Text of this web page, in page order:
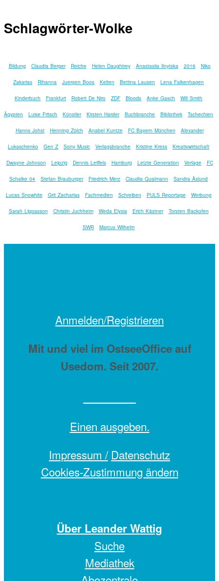
Schlagwörter-Wolke
Bildung Claudia Berger Reiche Helen Daughtrey Anastasiia Ilnytska 2016 Niko
Zakarias Rihanna Juergen Boos Kelten Bettina Lausen Lena Falkenhagen
Kinderbuch Frankfurt Robert De Niro ZDF Bloods Anke Gasch Will Smith
Ägypten Luise Fritsch Künstler Kirsten Harder Buchbranche Bibliothek Tschechien
Hanns Johst Henning Zülch Anabel Kuntze FC Bayern München Alexander
Lukaschenko Gen Z Sony Music Verlagsbranche Kristine Kress Kreativwirtschaft
Dwayne Johnson Leipzig Dennis Leiffels Hamburg Letzte Generation Verlage FC
Schalke 04 Stefan Brauburger Friedrich Merz Claudia Qualmann Sandra Åslund
Lucas Snowhite Grit Zacharias Fachmedien Schreiben PULS Reportage Werbung
Sarah Lippasson Christin Juchheim Weda Elysia Erich Kästner Torsten Backofen
SWR Marcus Wilhelm
Anmelden/Registrieren
Mit und viel im OstseeOffice auf
Usedom. Seit 2007.
Einen ausgeben.
Impressum / Datenschutz
Cookies-Zustimmung ändern
Über Leander Wattig
Suche
Mediathek